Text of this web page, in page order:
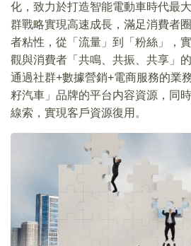
化，致力於打造智能電動車時代最
群戰略實現高速成長，滿足消費者
者粘性，從「流量」到「粉絲」，
觀與消費者「共鳴、共振、共享」
通過社群+數據營銷+電商服務的業
籽汽車」品牌的平台内容資源，同
線索，實現客戶資源復用。